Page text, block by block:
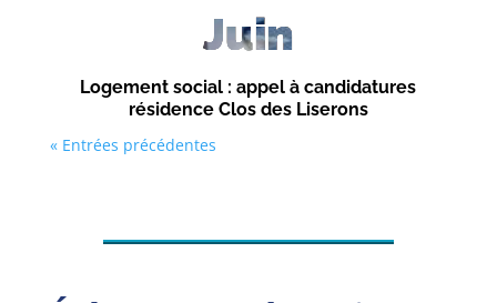
Logement social : appel à candidatures
résidence Clos des Liserons
Juin
« Entrées précédentes